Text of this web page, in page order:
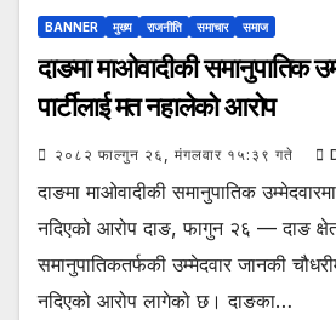
BANNER मुख्य राजनीति समाचार समाज
दाङमा माओवादीकी समानुपातिक
पार्टीलाई मत नहालेको आरोप
२०८२ फाल्गुन २६, मंगलवार १५:३९ गते
दाङमा माओवादीकी समानुपातिक
नदिएको आरोप दाङ, फागुन २६ — दाङ
समानुपातिकतर्फकी उम्मेदवार जानकी
नदिएको आरोप लागेको छ। दाङका…